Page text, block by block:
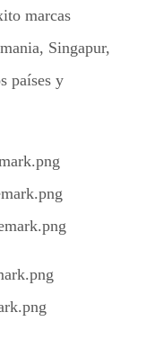
marcas
Singapur,
países y